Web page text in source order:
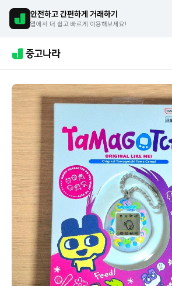
안전하고 간편하게 거래하기
앱에서 더 쉽고 빠르게 이용해보세요!